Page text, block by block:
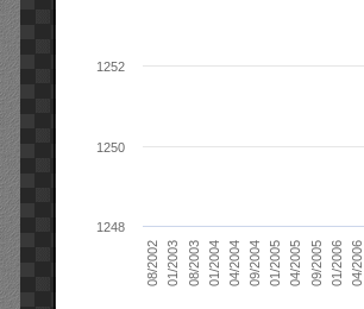
08/2002 01/2003 08/2003 01/2004 04/2004 09/2004 01/2005 04/2005 09/2005 01/2006 04/2006
1248
1250
1252